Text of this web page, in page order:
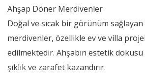
Ahşap Döner Merdivenler
Doğal ve sıcak bir görünüm
merdivenler, özellikle ev ve villa
edilmektedir. Ahşabın estetik dokusu
şıklık ve zarafet kazandırır.